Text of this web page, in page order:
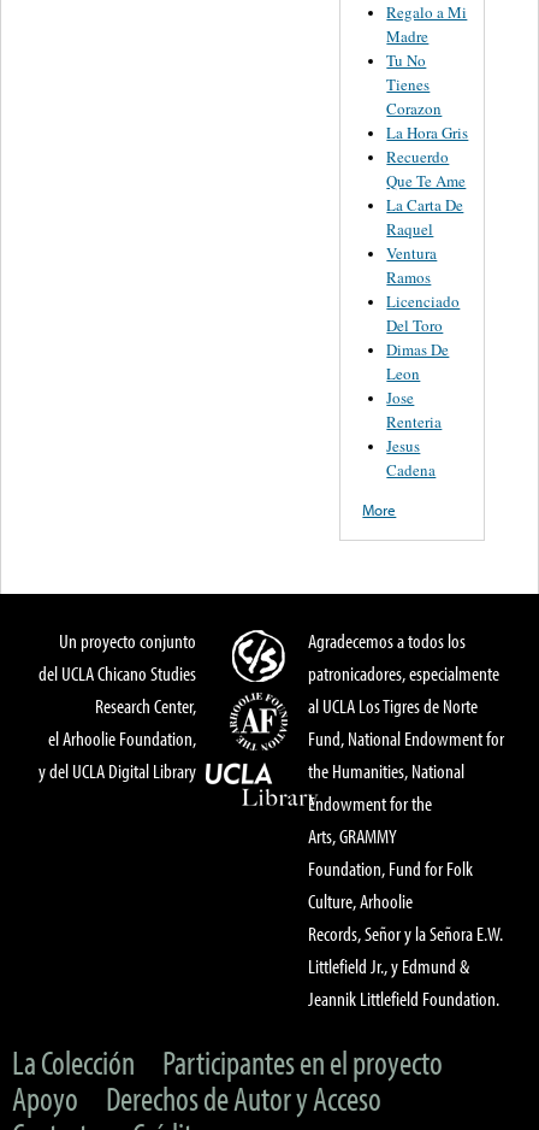
Regalo a Mi
Madre
Tu No
Tienes
Corazon
La Hora Gris
Recuerdo
Que Te Ame
La Carta De
Raquel
Ventura
Ramos
Licenciado
Del Toro
Dimas De
Leon
Jose
Renteria
Jesus
Cadena
More
Un proyecto conjunto
del UCLA Chicano Studies
Research Center,
el Arhoolie Foundation,
y del UCLA Digital Library
Agradecemos a todos los
patronicadores, especialmente
al UCLA Los Tigres de Norte
Fund, National Endowment for
the Humanities, National
Endowment for the
Arts, GRAMMY
Foundation, Fund for Folk
Culture, Arhoolie
Records, Señor y la Señora E.W.
Littlefield Jr., y Edmund &
Jeannik Littlefield Foundation.
La Colección
Participantes en el proyecto
Apoyo
Derechos de Autor y Acceso